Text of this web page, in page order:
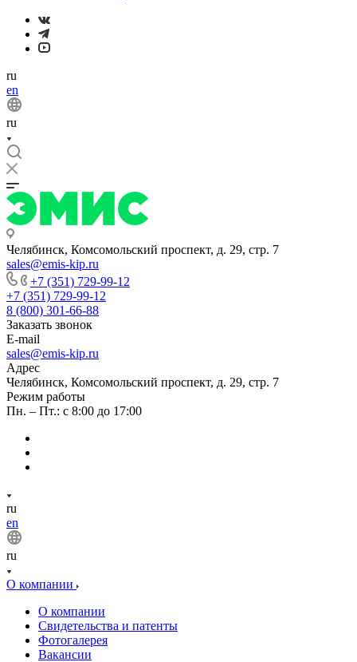
ru
en
ru
Челябинск, Комсомольский проспект, д. 29, стр. 7
sales@emis-kip.ru
+7 (351) 729-99-12
+7 (351) 729-99-12
8 (800) 301-66-88
Заказать звонок
E-mail
sales@emis-kip.ru
Адрес
Челябинск, Комсомольский проспект, д. 29, стр. 7
Режим работы
Пн. – Пт.: с 8:00 до 17:00
ru
en
ru
О компании
О компании
Свидетельства и патенты
Фотогалерея
Вакансии